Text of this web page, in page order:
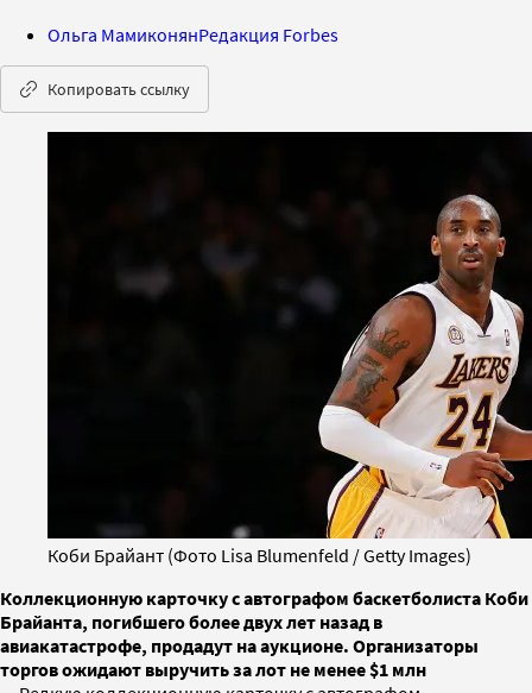
Ольга МамиконянРедакция Forbes
Копировать ссылку
Коби Брайант (Фото Lisa Blumenfeld / Getty Images)
Коллекционную карточку с автографом баскетболиста Коби
Брайанта, погибшего более двух лет назад в
авиакатастрофе, продадут на аукционе. Организаторы
торгов ожидают выручить за лот не менее $1 млн